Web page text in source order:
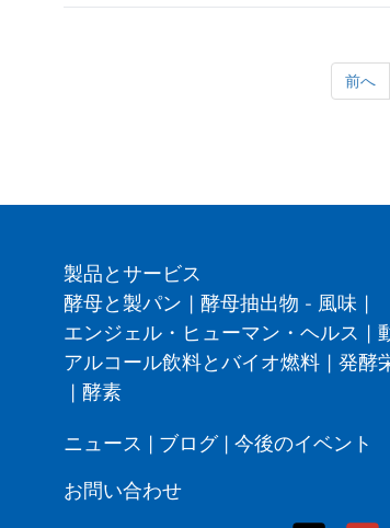
前へ
製品とサービス
酵母と製パン | 酵母抽出物 - 風味 |
エンジェル・ヒューマン・ヘルス |
アルコール飲料とバイオ燃料 | 発酵
| 酵素
ニュース | ブログ| 今後のイベント
お問い合わせ